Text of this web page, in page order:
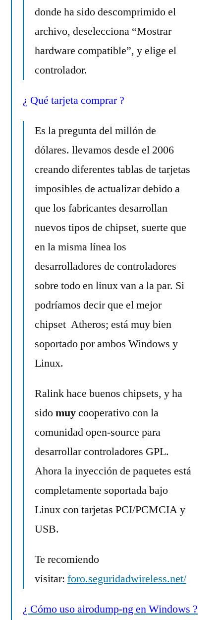
donde ha sido descomprimido el
archivo, deselecciona “Mostrar
hardware compatible”, y elige el
controlador.
¿ Qué tarjeta comprar ?
Es la pregunta del millón de
dólares. llevamos desde el 2006
creando diferentes tablas de tarjetas
imposibles de actualizar debido a
que los fabricantes desarrollan
nuevos tipos de chipset, suerte que
en la misma línea los
desarrolladores de controladores
sobre todo en linux van a la par. Si
podríamos decir que el mejor
chipset Atheros; está muy bien
soportado por ambos Windows y
Linux.
Ralink hace buenos chipsets, y ha
sidomuycooperativo con la
comunidad open-source para
desarrollar controladores GPL.
Ahora la inyección de paquetes está
completamente soportada bajo
Linux con tarjetas PCI/PCMCIA y
USB.
Te recomiendo
visitar: foro.seguridadwireless.net/
¿ Cómo uso airodump-ng en Windows ?